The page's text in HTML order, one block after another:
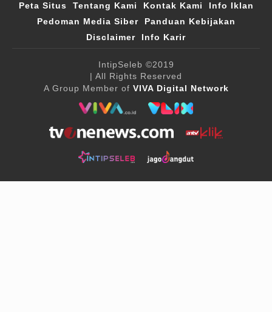
Peta Situs Tentang Kami Kontak Kami
Info Iklan
Pedoman Media Siber
Panduan Kebijakan
Disclaimer
Info Karir
IntipSeleb ©2019
| All Rights Reserved
A Group Member of VIVA Digital Network